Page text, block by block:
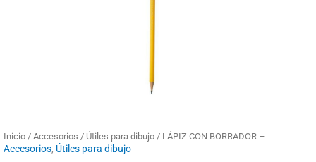
Inicio / Accesorios / Útiles para dibujo / LÁPIZ CON BORRADOR –
Accesorios, Útiles para dibujo